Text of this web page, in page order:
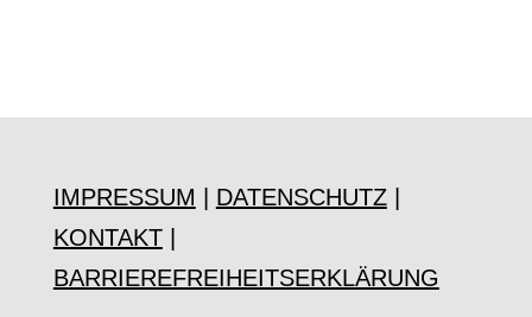
IMPRESSUM DATENSCHUTZ|
KONTAKT
BARRIEREFREIHEITSERKLÄRUNG